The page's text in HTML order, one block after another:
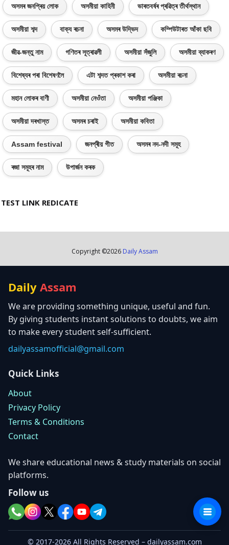
অসমৰ জনপ্ৰিয় লোক অসমীয়া কাহিনী ভাৰতবৰ্ষৰ প্ৰৱিত্ৰ তীৰ্থস্থান
অসমীয়া শব্দ বাক্য ৰচনা অসমৰ উদ্ভিদ কম্পিউটাৰত আঁকা ছবি
জীৱ-জন্তু নাম গণিতৰ সূত্ৰাৱলী অসমীয়া সঁজুলি অসমীয়া ব্যাকৰণ
বিশেষ্যৰ পৰা বিশেষণলৈ এটা শব্দত প্ৰকাশ কৰা অসমীয়া ৰচনা
মহান লোকৰ বাণী অসমীয়া নেওঁতা অসমীয়া পঞ্জিকা
অসমীয়া দৰখাস্ত অসমৰ চৰাই অসমীয়া কবিতা
Assam festival জনপ্ৰীয় গীত অসমৰ নদ-নদী সমূহ
ৰজা সমূহৰ নাম উপাৰ্জন কৰক
TEST LINK REDICATE
Copyright ©2026 Daily Assam
Daily Assam
We are providing something unique, useful and fun.
By giving students instant solutions to doubts, we aim
to make every student self-sufficient.
dailyassamofficial@gmail.com
Quick Links
About
Privacy Policy
Terms & Conditions
Contact
We share educational news & study materials on social
platforms.
Follow us
© 2017-2026 All Rights Reserved – dailyassam.com